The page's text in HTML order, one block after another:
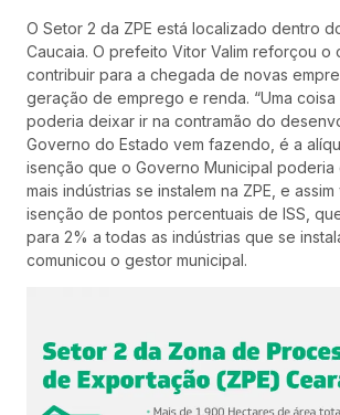
O Setor 2 da ZPE está localizado dentro
Caucaia. O prefeito Vitor Valim reforçou o
contribuir para a chegada de novas
geração de emprego e renda. “Uma
poderia deixar ir na contramão do
Governo do Estado vem fazendo, é a
isenção que o Governo Municipal poderia
mais indústrias se instalem na ZPE, e
isenção de pontos percentuais de ISS,
para 2% a todas as indústrias que se
comunicou o gestor municipal.